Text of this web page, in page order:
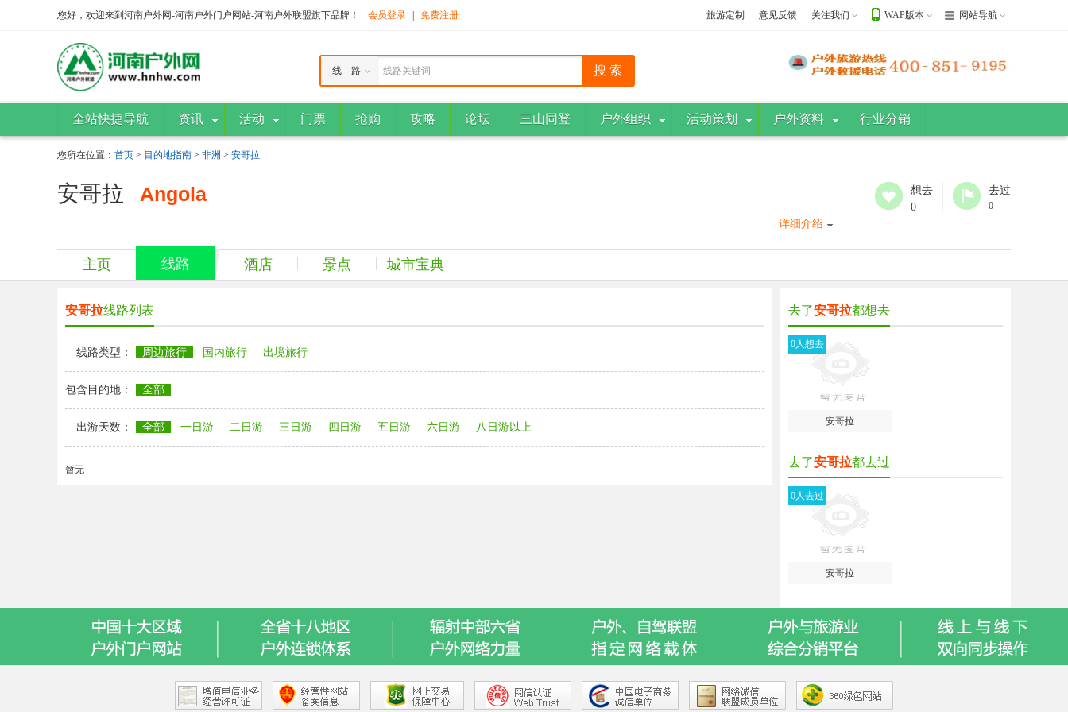
您好，欢迎来到河南户外网-河南户外门户网站-河南户外联盟旗下品牌！ 会员登录 免费注册 旅游定制 意见反馈 关注我们 WAP版本 网站导航
线路关键词
线 路
全站快捷导航 资讯 活动 门票 抢购 攻略 论坛 三山同登 户外组织 活动策划 户外资料 行业分销
您所在位置： 首页 > 目的地指南 > 非洲 > 安哥拉
安哥拉 Angola
想去
0
去过
0
详细介绍
主页 线路 酒店 景点 城市宝典
安哥拉线路列表
线路类型： 周边旅行 国内旅行 出境旅行
包含目的地： 全部
出游天数： 全部 一日游 二日游 三日游 四日游 五日游 六日游 八日游以上
暂无
去了安哥拉都想去
安哥拉
0人想去
去了安哥拉都去过
安哥拉
0人去过